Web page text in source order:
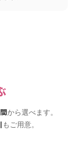
から選べます。
もご用意。